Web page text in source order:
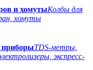
и хомутыКолбы для
хомуты
приборыTDS-метры,
экспресс-